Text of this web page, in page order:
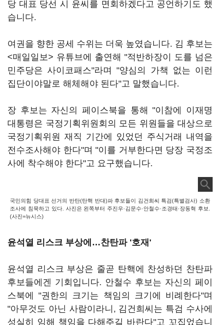
당 대표 당선 시 윤씨를 면회하겠다고 공언하기도 했
습니다.
여권을 향한 공세 수위는 더욱 높였습니다. 김 후보는
<매일일보> 유튜브에 출연해 "적반하장이 도를 넘은
민주당은 사이코패스"라며 "양심의 가책 없는 이런
집단이야말로 해체해야 된다"고 말했습니다.
장 후보는 자신의 페이스북을 통해 "이참에 이재명
대통령은 국정기획위원회의 모든 위원들을 대상으로
국정기획위원 재직 기간에 있었던 주식거래 내역을
전수조사해야 한다"며 "이를 거부한다면 당장 국정조
사에 착수해야 한다"고 요구했습니다.
국민의힘 당대표 선거의 반탄(탄핵 반대)파 후보들이 김건희씨 특검(특별검사) 소환
조사에 침묵하고 있다. 사진은 왼쪽부터 주진우·김문수·안철수·조경태·장동혁 후보.
(사진=뉴시스)
윤석열 리스크 부상에…찬탄파 '호재'
윤석열 리스크 부상은 줄곧 탄핵에 찬성하던 찬탄파
후보들에겐 기회입니다. 안철수 후보는 자신의 페이
스북에 "권한의 크기는 책임의 크기에 비례한다"며
"아무것도 아닌 사람이라니, 김건희씨는 특검 수사에
성실히 임해 책임을 다해주길 바란다"고 꼬집었습니